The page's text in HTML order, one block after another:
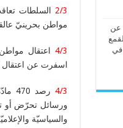
2/3
مواطن بحرينيّ
4/3 اعتقال
اسفرت عن اعتقال
4/3
ورسائل تحرّض أو
والسياسيّة
عن
في